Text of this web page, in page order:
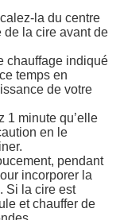
la du centre
de la cire avant de
chauffage indiqué
temps en
de votre
1 minute qu’elle
en le
pendant
incorporer la
Si la cire est
et chauffer de